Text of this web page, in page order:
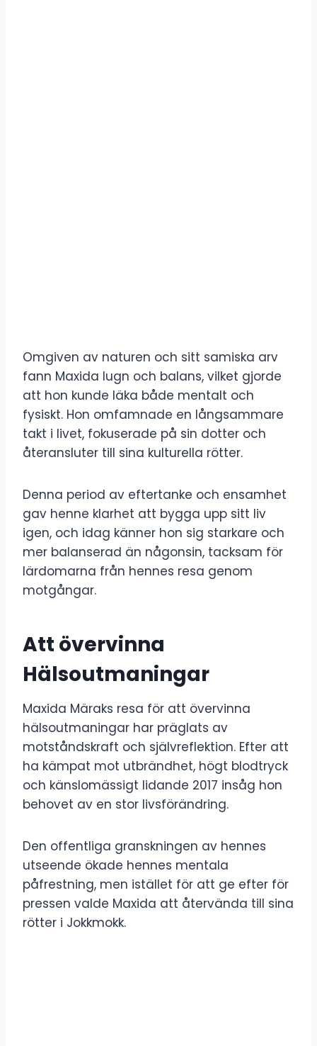
Omgiven av naturen och sitt samiska arv
fann Maxida lugn och balans, vilket gjorde
att hon kunde läka både mentalt och
fysiskt. Hon omfamnade en långsammare
takt i livet, fokuserade på sin dotter och
återansluter till sina kulturella rötter.
Denna period av eftertanke och ensamhet
gav henne klarhet att bygga upp sitt liv
igen, och idag känner hon sig starkare och
mer balanserad än någonsin, tacksam för
lärdomarna från hennes resa genom
motgångar.
Att övervinna
Hälsoutmaningar
Maxida Märaks resa för att övervinna
hälsoutmaningar har präglats av
motståndskraft och självreflektion. Efter att
ha kämpat mot utbrändhet, högt blodtryck
och känslomässigt lidande 2017 insåg hon
behovet av en stor livsförändring.
Den offentliga granskningen av hennes
utseende ökade hennes mentala
påfrestning, men istället för att ge efter för
pressen valde Maxida att återvända till sina
rötter i Jokkmokk.